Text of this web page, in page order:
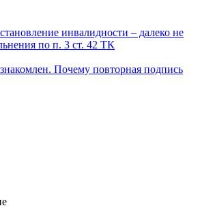
инвалидности – далеко не
по п. 3 ст. 42 ТК
Почему повторная подпись